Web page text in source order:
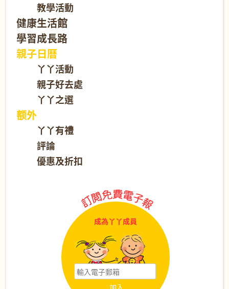
教學活動
健康生活館
學習成長路
親子日曆
丫丫活動
親子好去處
丫丫之選
额外
丫丫有禮
評論
優惠及折扣
成為丫丫成員